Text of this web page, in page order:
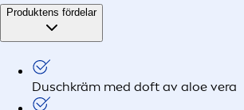
Produktens fördelar
Duschkräm med doft av aloe vera